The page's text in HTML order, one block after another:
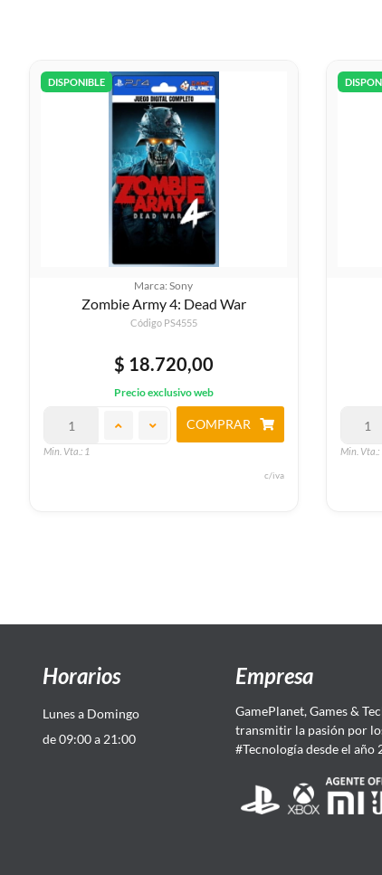
DISPONIBLE
Marca: Sony
Zombie Army 4: Dead War
Código PS4555
$ 18.720,00
Precio exclusivo web
Min. Vta.: 1
COMPRAR
c/iva
Min. Vta.:
Horarios
Lunes a Domingo
de 09:00 a 21:00
Empresa
GamePlanet, Games &
transmitir la pasión por
#Tecnología desde el año